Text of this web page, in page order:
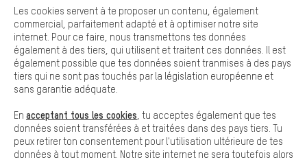
Reprise des batteries Corepile Paramètres de cookies
Modifier le contraste
Tous les prix s'entendent en euros (MwSt hors) plus les
frais de portpour la livraison versÉtats-Unis.
facilement aux questions.
Cookies de base
Les cookies de base garantissent que tu puisses utiliser les
fonctions de notre site web.
Les cookies servent à te proposer un contenu, également
commercial, parfaitement adapté et à optimiser notre site
internet. Pour ce faire, nous transmettons tes données
également à des tiers, qui utilisent et traitent ces données. Il est
également possible que tes données soient tranmises à des pays
tiers qui ne sont pas touchés par la législation européenne et
sans garantie adéquate.
En acceptant tous les cookies , tu acceptes également que tes
données soient transférées à et traitées dans des pays tiers. Tu
peux retirer ton consentement pour l'utilisation ultérieure de tes
données à tout moment. Notre site internet ne sera toutefois alors